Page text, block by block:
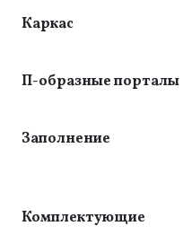
Каркас
П-образные порталы
Заполнение
Комплектующие